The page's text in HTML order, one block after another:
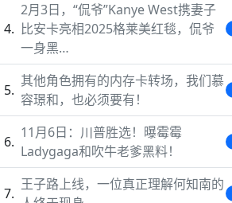
2月3日，“侃爷”Kanye West携妻子
比安卡亮相2025格莱美红毯，侃爷
一身黑…
其他角色拥有的内存卡转场，我们慕
容璟和，也必须要有！
11月6日：川普胜选！曝霉霉
Ladygaga和吹牛老爹黑料！
王子路上线，一位真正理解何知南的